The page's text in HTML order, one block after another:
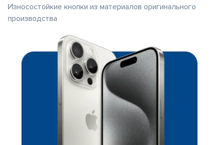
Износостойкие кнопки из материалов оригинального
производства